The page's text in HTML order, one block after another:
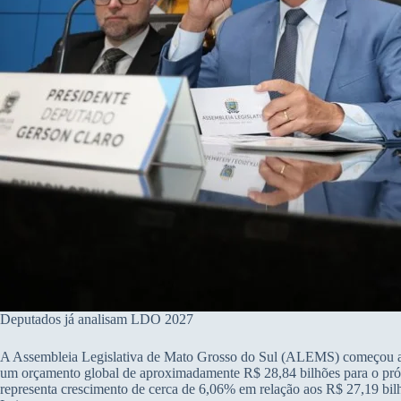
Deputados já analisam LDO 2027
A Assembleia Legislativa de Mato Grosso do Sul (ALEMS)
um orçamento global de aproximadamente R$ 28,84 bilhões para o
representa crescimento de cerca de 6,06% em relação aos R$ 27,19